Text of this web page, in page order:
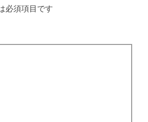
必須項目です